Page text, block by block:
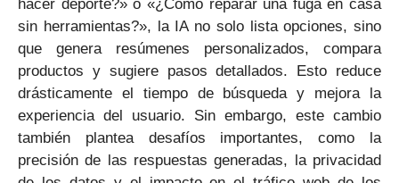
hacer deporte?» o «¿Cómo reparar una fuga en casa
sin herramientas?», la IA no solo lista opciones, sino
que genera resúmenes personalizados, compara
productos y sugiere pasos detallados. Esto reduce
drásticamente el tiempo de búsqueda y mejora la
experiencia del usuario. Sin embargo, este cambio
también plantea desafíos importantes, como la
precisión de las respuestas generadas, la privacidad